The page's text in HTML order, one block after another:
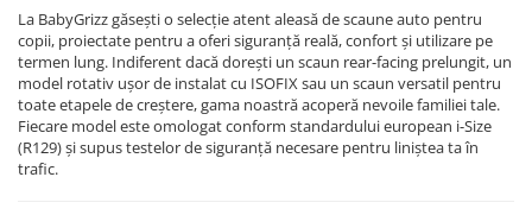
SPĂTAR
SCAUNE AUTO EVOLUTIVE
SCAUNE AUTO REAR FACING
PRELUNGIT
ACCESORII SCAUNE AUTO
OGLINZI
LANDOURI
LINGURIȚE ȘI FURCULIȚE
CANI SI TERMOSURI
RECIPIENTE DE STOCARE
SCAUNE DE MASĂ PENTRU
BEBELUȘI
Jocuri de rol
Jocuri pentru dexteritate
Jucarii instrumente muzicale
Masinute si Trenulete
Puzzle
Salteluțe
Trotinete
La BabyGrizz găsești o selecție atent aleasă de scaune auto pentru
copii, proiectate pentru a oferi siguranță reală, confort și utilizare pe
termen lung. Indiferent dacă dorești un scaun rear-facing prelungit, un
model rotativ ușor de instalat cu ISOFIX sau un scaun versatil pentru
toate etapele de creștere, gama noastră acoperă nevoile familiei tale.
Fiecare model este omologat conform standardului european i-Size
(R129) și supus testelor de siguranță necesare pentru liniștea ta în
trafic.